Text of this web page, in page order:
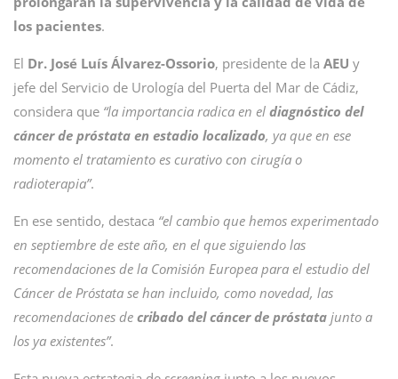
los pacientes.
El Dr. José Luís Álvarez-Ossorio, presidente de la AEU y
jefe del Servicio de Urología del Puerta del Mar de Cádiz,
considera que “la importancia radica en el diagnóstico del
cáncer de próstata en estadio localizado, ya que en ese
momento el tratamiento es curativo con cirugía o
radioterapia”.
En ese sentido, destaca “el cambio que hemos experimentado
en septiembre de este año, en el que siguiendo las
recomendaciones de la Comisión Europea para el estudio del
Cáncer de Próstata se han incluido, como novedad, las
recomendaciones de cribado del cáncer de próstata junto a
los ya existentes”.